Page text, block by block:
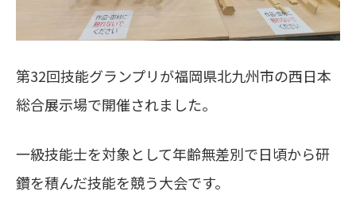
第32回技能グランプリが福岡県北九州市の西日本
総合展示場で開催されました。
一級技能士を対象として年齢無差別で日頃から研
鑽を積んだ技能を競う大会です。